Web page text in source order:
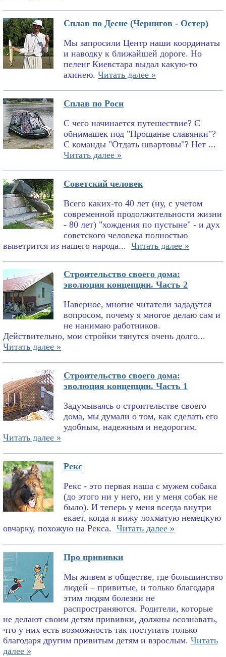
Сплав по Десне (Чернигов - Остер)
Мы запросили Центр наши координаты
и наводку к ближайшей дороге. Но
пеленг Киевстара выдал какую-то
ахинею. Читать далее »
Сплав по Роси
С чего начинается путешествие? С
обнимашек под "Прощанье славянки"?
С команды "Отдать швартовы"? Нет ...
Читать далее »
Советский человек
Всего каких-то 40 лет (ну, с учетом
современной продолжительности жизни
- 80 лет) "хождения по пустыне" - и дух
советского человека полностью
выветрится из нашего народа... Читать далее »
Строительство своего дома:
эволюция концепции. Часть 2
Наверное, многие читатели зададутся
вопросом, почему я многое делаю сам и
не нанимаю работников.
Действительно, мои стройки тянутся очень долго...
Читать далее »
Строительство своего дома:
эволюция концепции. Часть 1
Задумываясь о строительстве своего
дома, мы думали о том, как сделать его
удобным, надежным и недорогим.
Читать далее »
Рекс
Рекс - это первая наша с мужем собака
(до этого ни у него, ни у меня собак не
было). И теперь у меня всегда внутри
екает, когда я вижу лохматую немецкую
овчарку, похожую на Рекса. Читать далее »
Про прививки
Мы живем в обществе, где большинство
людей – привитые, и только благодаря
этим людям болезни не
распространяются. Родители, которые
не делают своим детям прививки, должны осознавать,
что у них есть возможность так поступать только
благодаря другим привитым детям и взрослым. Читать
далее »